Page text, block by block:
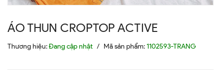
ÁO THUN CROPTOP ACTIVE
Thương hiệu:Đang cập nhật / Mã sản phẩm:1102593-TRANG